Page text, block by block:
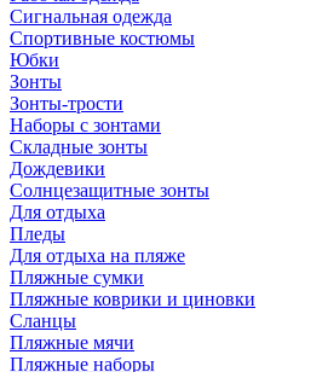
Сигнальная одежда
Спортивные костюмы
Юбки
Зонты
Зонты-трости
Наборы с зонтами
Складные зонты
Дождевики
Солнцезащитные зонты
Для отдыха
Пледы
Для отдыха на пляже
Пляжные сумки
Пляжные коврики и циновки
Сланцы
Пляжные мячи
Пляжные наборы